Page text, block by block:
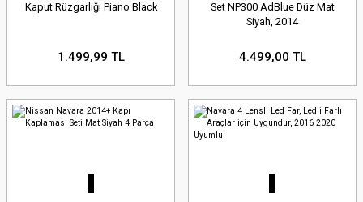
Kaput Rüzgarlığı Piano Black
1.499,99 TL
Set NP300 AdBlue Düz Mat
Siyah, 2014
4.499,00 TL